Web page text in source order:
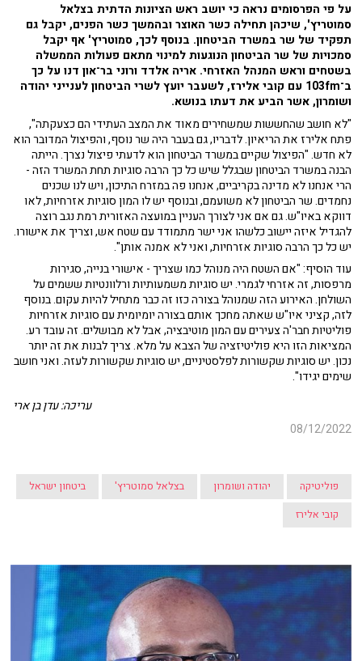
על פי הפרסומים נראה כי יושב ראש הציונות הדתית בצלאל
סמוטריץ', שיכהן תחילה כשר האוצר ובהמשך כשר הפנים, יקבל גם
תפקיד של שר במשרד הביטחון. בנוסף לכך, סמוטריץ' אף יקבל
סמכויות של שר הביטחון הנוגעות למינוי מתאם פעולות הממשלה
בשטחים וראש המנהל האזרחי. אריה אלדד ורוני בר־און דנו על כך
ב־103fm עם קובי אלירז, לשעבר יועץ לשרי הביטחון לענייני יהודה
ושומרון, אשר הביע את דעתו בנושא.
"לא חושב שהחששות שמשחירים מאוד את המצב העתידי הם כצעקתה",
פתח אלירז את הריאיון. לדבריו, גם בעבר היה שר נוסף, והפיצול המדובר הוא
לא חדש. "הפיצול שקיים במשרד הביטחון הוא לדעתי פיצול נצרך. הייתה
הבנה במשרד הביטחון שבגלל שיש כל כך הרבה סוגיות תחת המשרד הזה -
הרי אנחנו לא מדינה בקריביים, אנחנו פה במזרח התיכון, ויש לנו שכנים
נחמדים. שר הביטחון לא משועמם, ובנוסף יש לו המון סוגיות אזרחיות, לאו
דווקא באיו"ש. גם אם אני לצורך העניין במועצה האזורית רמת נגב רוצה
להגדיל איזה יישוב כלשהו אני ישר מתמודד עם שטח אש, וצריך את אישורו.
יש כל כך הרבה סוגיות אזרחיות, ואני לא אמנה אותן".
עוד הוסיף: "אם השטח היה מנוהל כמו שצריך - אישורי בנייה, סגירות
מרפסות, זה אזרחי לגמרי. יש סוגיות משמעותיות ורלוונטיות ששמים על
השולחן. האירוע הזה שמנוהל בצורה כזו זה כבר מתחיל להיות עקום. בנוסף
לזה, קציני איו"ש שאתה מחכך אותם בצורה יומיומית עם סוגיות אזרחיות
פוליטיות חבר'ה צעירים עם המון מוטיבציה, אבל לא מבושלים. זה עובד רע.
המציאות הזו היא פוליטיזציה של הצבא על מלא. צריך לבנות את זה יותר
נכון. יש סוגיות שקשורות לפלסטיניים, יש סוגיות שקשורות לעזה. ואני חושב
שימים יגידו".
עריכה: עדן בן ארי
08/12/2022
פוליטיקה יהודה ושומרון בצלאל סמוטריץ'
ביטחון ישראל
קובי אלירז